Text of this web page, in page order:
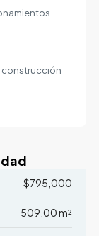
construcción
$795,000
509.00 m²